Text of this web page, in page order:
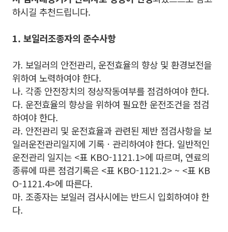
하시길 추천드립니다.
1. 보일러조종자의 준수사항
가. 보일러의 안전관리, 운전효율의 향상 및 환경보전을
위하여 노력하여야 한다.
나. 각종 안전장치의 정상작동여부를 점검하여야 한다.
다. 운전효율의 향상을 위하여 필요한 운전조건을 점검
하여야 한다.
라. 안전관리 및 운전효율과 관련된 제반 점검사항을 보
일러운전관리일지에 기록 ㆍ 관리하여야 한다. 일반적인
운전관리 일지는 <표 KBO-1121.1>에 따르며, 연료의
종류에 따른 점검기록은 <표 KBO-1121.2> ~ <표 KB
O-1121.4>에 따른다.
마. 조종자는 보일러 검사시에는 반드시 입회하여야 한
다.